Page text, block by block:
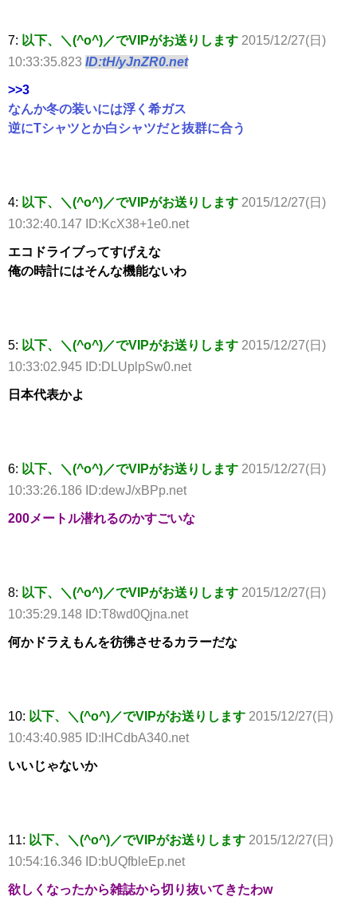
7: 以下、＼(^o^)／でVIPがお送りします 2015/12/27(日)
10:33:35.823 ID:tH/yJnZR0.net
>>3
なんか冬の装いには浮く希ガス
逆にTシャツとか白シャツだと抜群に合う
4: 以下、＼(^o^)／でVIPがお送りします 2015/12/27(日)
10:32:40.147 ID:KcX38+1e0.net
エコドライブってすげえな
俺の時計にはそんな機能ないわ
5: 以下、＼(^o^)／でVIPがお送りします 2015/12/27(日)
10:33:02.945 ID:DLUplpSw0.net
日本代表かよ
6: 以下、＼(^o^)／でVIPがお送りします 2015/12/27(日)
10:33:26.186 ID:dewJ/xBPp.net
200メートル潜れるのかすごいな
8: 以下、＼(^o^)／でVIPがお送りします 2015/12/27(日)
10:35:29.148 ID:T8wd0Qjna.net
何かドラえもんを彷彿させるカラーだな
10: 以下、＼(^o^)／でVIPがお送りします 2015/12/27(日)
10:43:40.985 ID:lHCdbA340.net
いいじゃないか
11: 以下、＼(^o^)／でVIPがお送りします 2015/12/27(日)
10:54:16.346 ID:bUQfbleEp.net
欲しくなったから雑誌から切り抜いてきたわw